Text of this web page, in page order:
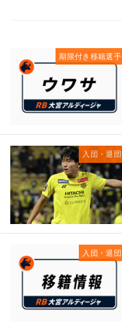
期限付き移籍選手
入団・退団
入団・退団